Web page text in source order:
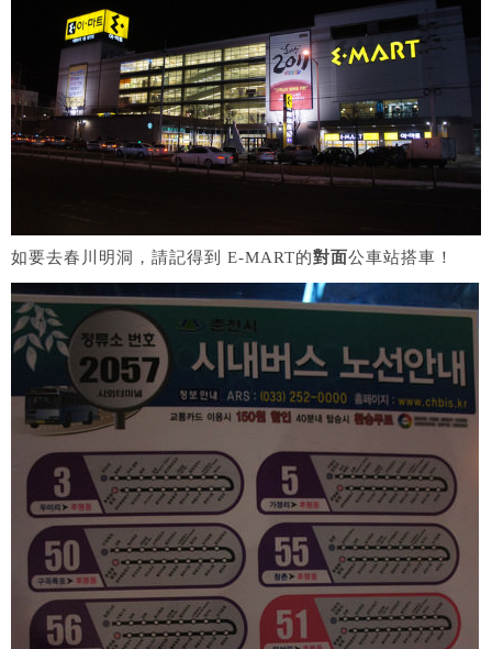
如要去春川明洞，請記得到 E-MART的對面公車站搭車！